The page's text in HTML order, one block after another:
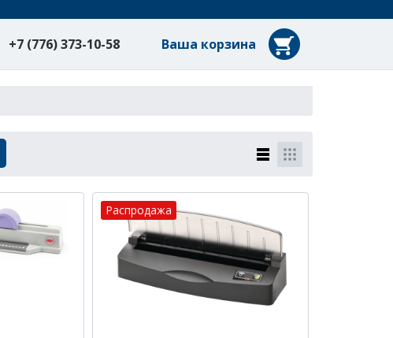
+7 (776) 373-10-58 Ваша корзина
Распродажа